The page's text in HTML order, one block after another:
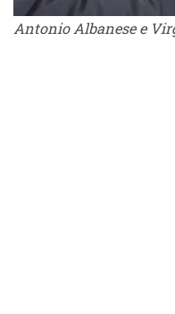
Antonio Albanese e